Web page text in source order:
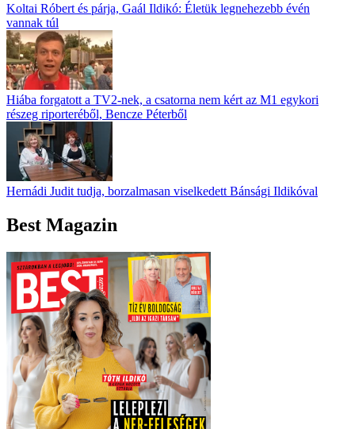
Koltai Róbert és párja, Gaál Ildikó: Életük legnehezebb évén
vannak túl
Hiába forgatott a TV2-nek, a csatorna nem kért az M1 egykori
részeg riporteréből, Bencze Péterből
Hernádi Judit tudja, borzalmasan viselkedett Bánsági Ildikóval
Best Magazin